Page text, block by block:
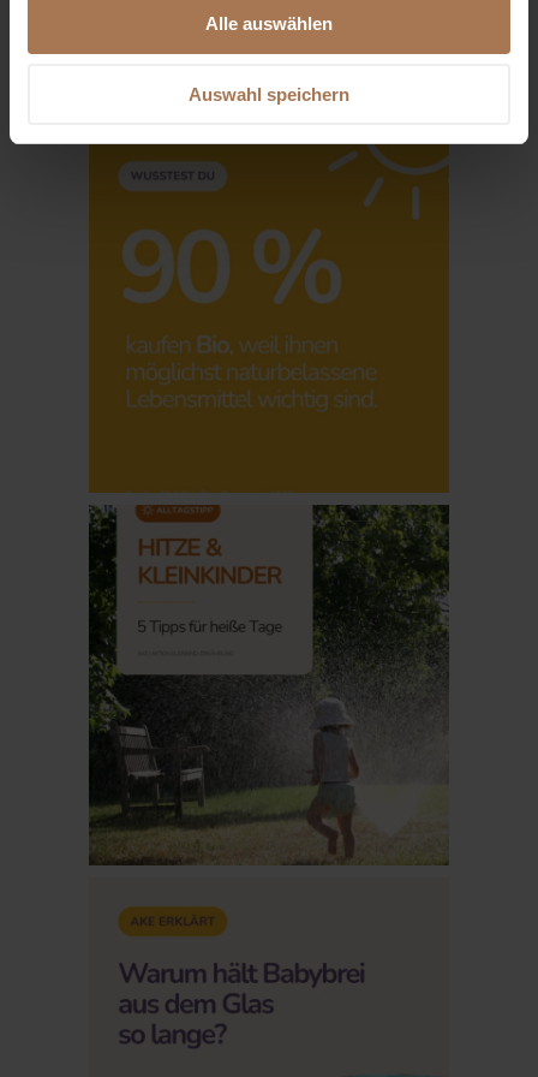
Alle auswählen
Auswahl speichern